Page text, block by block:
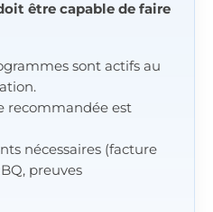
être capable de faire
sont actifs au
recommandée est
nécessaires (facture
preuves